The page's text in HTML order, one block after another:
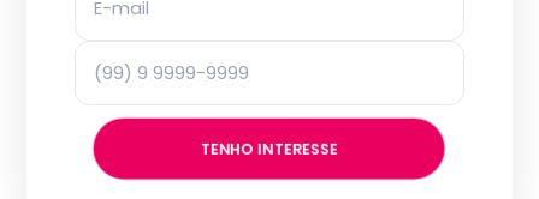
TENHO INTERESSE